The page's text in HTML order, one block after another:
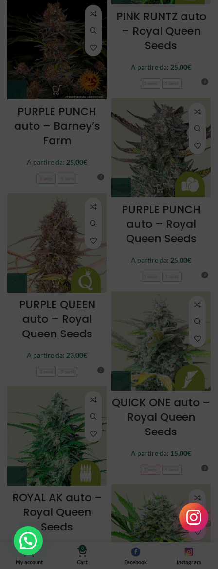
PINK RUNTZ auto
– Royal Queen
Seeds
A partire da: 25,00€
PURPLE PUNCH
auto – Barney’s
Farm
A partire da: 25,00€
3 semi
PURPLE PUNCH
auto – Royal
Queen Seeds
A partire da: 25,00€
PURPLE QUEEN
auto – Royal
Queen Seeds
A partire da: 23,00€
QUICK ONE auto –
Royal Queen
Seeds
A partire da: 15,00€
3 semi
ROYAL AK auto –
Royal Queen
Seeds
A partire da: 22,00€
3 semi
My account
0
Cart Facebook Instagram